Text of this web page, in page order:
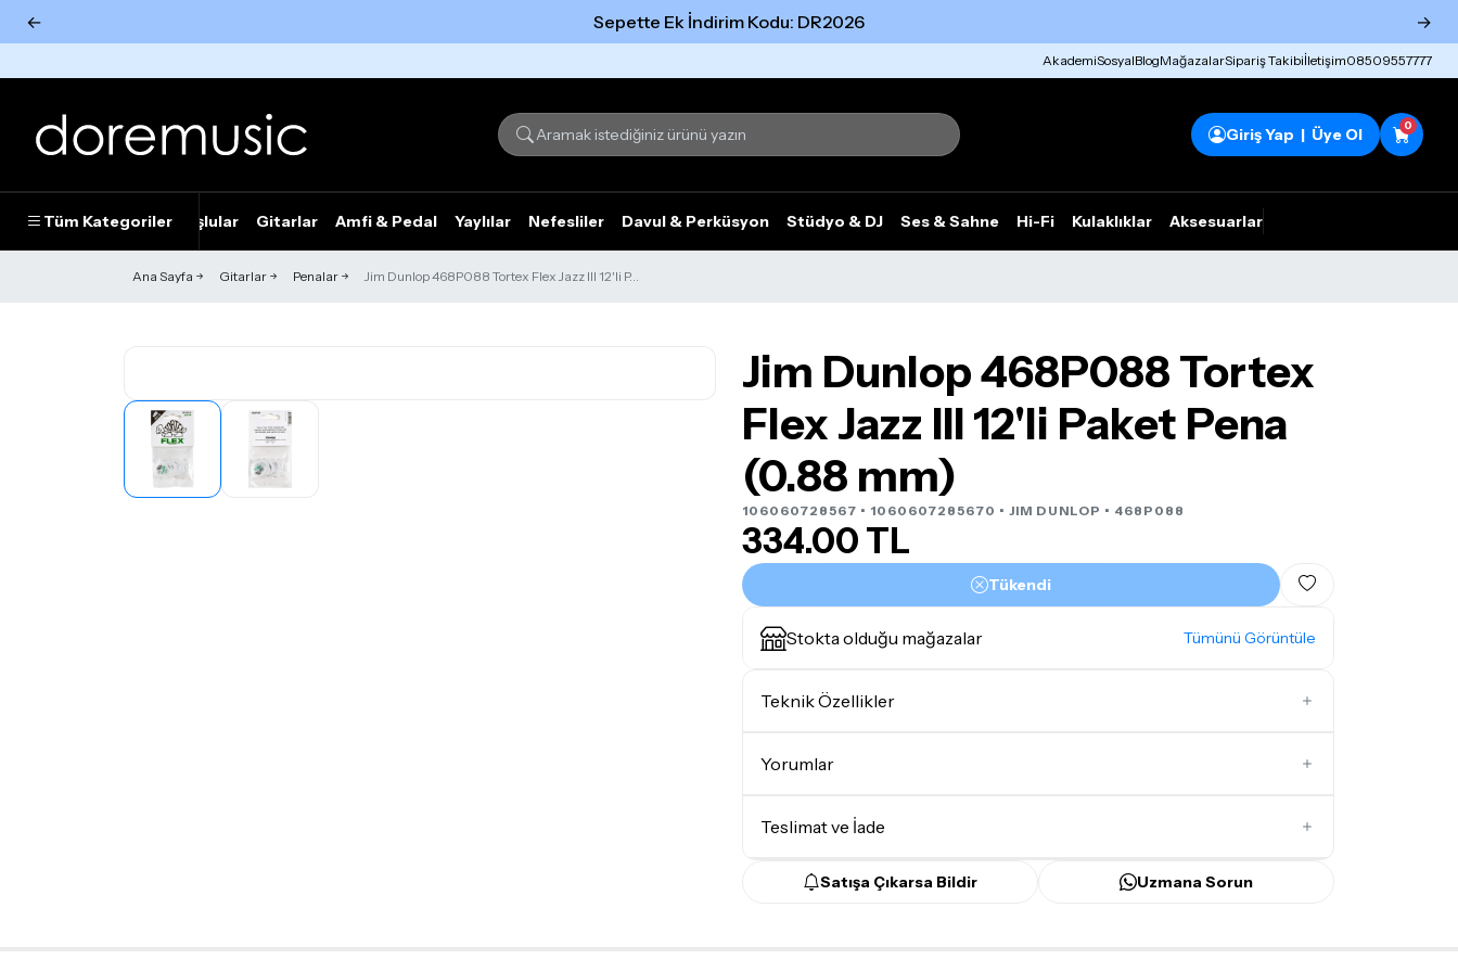
← Sepette Ek İndirim Kodu: DR2026 →
AkademiSosyalBlogMağazalarSipariş Takibiİletişim08509557777
Giriş Yap | Üye Ol 0
Tüm Kategoriler
Piyanolar Tuşlular Gitarlar Amfi & Pedal Yaylılar Nefesliler Davul & Perküsyon Stüdyo & DJ Ses & Sahne Hi-Fi Kulaklıklar Aksesuarlar
Ana Sayfa Gitarlar Penalar Jim Dunlop 468P088 Tortex Flex Jazz III 12'li P...
Jim Dunlop 468P088 Tortex
Flex Jazz III 12'li Paket Pena
(0.88 mm)
106060728567 • 1060607285670 • JIM DUNLOP • 468P088
334.00 TL
Tükendi
Stokta olduğu mağazalar Tümünü Görüntüle
Teknik Özellikler
Pena Kalınlığı
Yorumlar
Teslimat ve İade
Teslimat Koşulları
Satışa Çıkarsa Bildir Uzmana Sorun
Tümünü Gör Tümünü gör